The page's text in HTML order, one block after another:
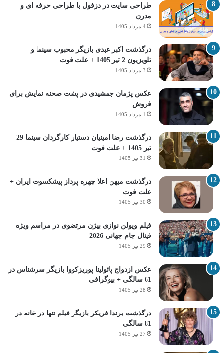
طراحی سایت در دزفول با طراحی حرفه‌ ای و
مدرن
4 مرداد 1405
درگذشت اکبر عبدی بازیگر محبوب سینما و
تلویزیون 2 تیر 1405 + علت فوت
3 مرداد 1405
عکس پژمان جمشیدی در پشت صحنه نمایش برای
فروش
1 مرداد 1405
درگذشت رضا امینیان دستیار کارگردان سینما 29
تیر 1405 + علت فوت
31 تیر 1405
درگذشت میهن اعلا چهره پرداز پیشکسوت ایران +
علت فوت
30 تیر 1405
فیلم ویولن نوازی بیژن مرتضوی در مراسم ویژه
فینال جام جهانی 2026
29 تیر 1405
عکس ازدواج پائولینا پوریزکووا بازیگر سرشناس در
61 سالگی + بیوگرافی
28 تیر 1405
درگذشت برندا فریکر بازیگر فیلم تنها در خانه در
81 سالگی
27 تیر 1405